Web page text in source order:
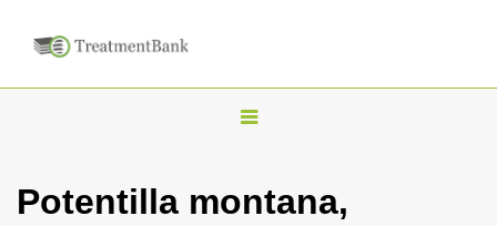
T
g
Potentilla montana,